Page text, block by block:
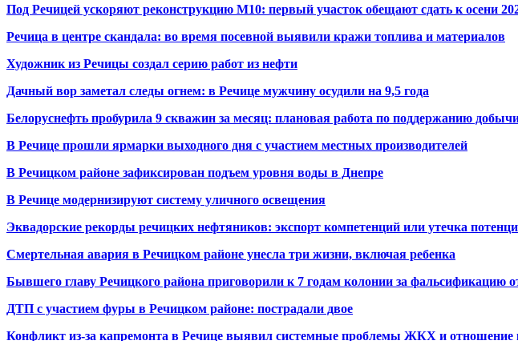
Под Речицей ускоряют реконструкцию М10: первый участок обещают сдать к осени
Речица в центре скандала: во время посевной выявили кражи топлива и материалов
Художник из Речицы создал серию работ из нефти
Дачный вор заметал следы огнем: в Речице мужчину осудили на 9,5 года
Белоруснефть пробурила 9 скважин за месяц: плановая работа по поддержанию
В Речице прошли ярмарки выходного дня с участием местных производителей
В Речицком районе зафиксирован подъем уровня воды в Днепре
В Речице модернизируют систему уличного освещения
Эквадорские рекорды речицких нефтяников: экспорт компетенций или утечка
Смертельная авария в Речицком районе унесла три жизни, включая ребенка
Бывшего главу Речицкого района приговорили к 7 годам колонии за фальсификацию
ДТП с участием фуры в Речицком районе: пострадали двое
Конфликт из-за капремонта в Речице выявил системные проблемы ЖКХ и